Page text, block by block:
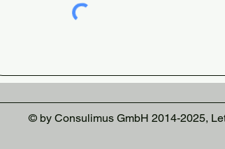
© by Consulimus GmbH 2014-2025,